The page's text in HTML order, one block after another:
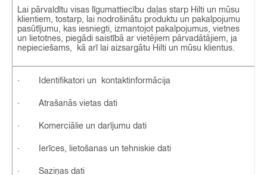
Lai pārvaldītu visas līgumattiecību daļas starp Hilti un mūsu
klientiem, tostarp, lai nodrošinātu produktu un pakalpojumu
pasūtījumu, kas iesniegti, izmantojot pakalpojumus, vietnes
un lietotnes, piegādi saistībā ar vietējiem pārvadātājiem, ja
nepieciešams, kā arī lai aizsargātu Hilti un mūsu klientus.
· Identifikatori un kontaktinformācija
· Atrašanās vietas dati
· Komerciālie un darījumu dati
· Ierīces, lietošanas un tehniskie dati
· Saziņas dati